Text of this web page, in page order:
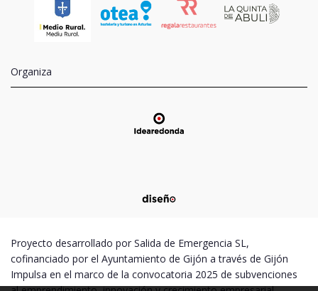
Organiza
Proyecto desarrollado por Salida de Emergencia SL,
cofinanciado por el Ayuntamiento de Gijón a través de Gijón
Impulsa en el marco de la convocatoria 2025 de subvenciones